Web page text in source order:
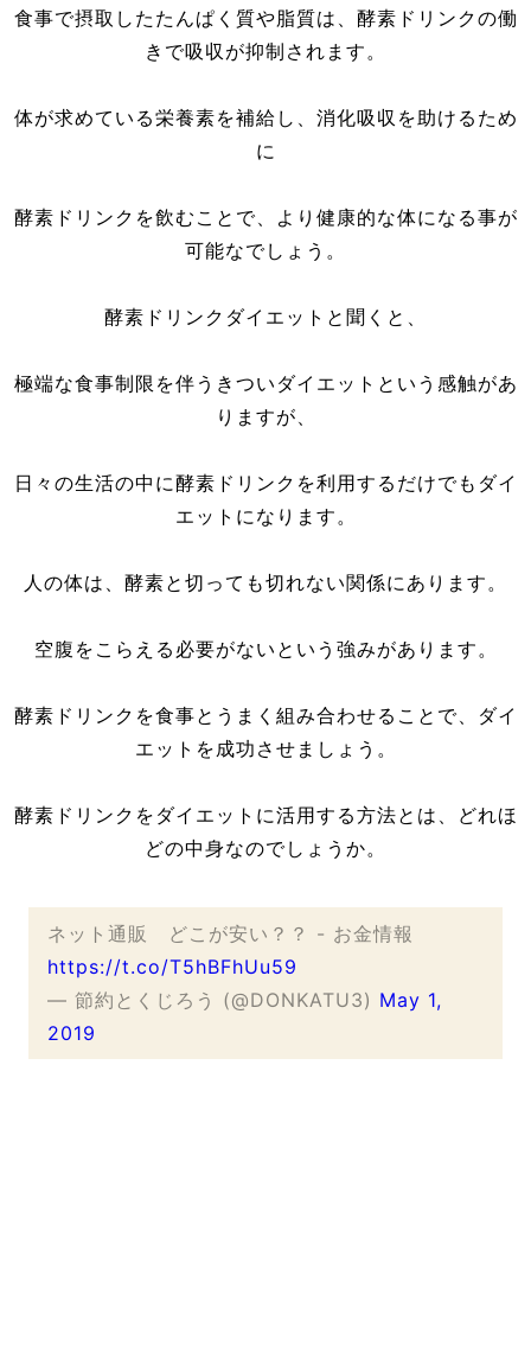
食事で摂取したたんぱく質や脂質は、酵素ドリンクの働
きで吸収が抑制されます。
体が求めている栄養素を補給し、消化吸収を助けるため
に
酵素ドリンクを飲むことで、より健康的な体になる事が
可能なでしょう。
酵素ドリンクダイエットと聞くと、
極端な食事制限を伴うきついダイエットという感触があ
りますが、
日々の生活の中に酵素ドリンクを利用するだけでもダイ
エットになります。
人の体は、酵素と切っても切れない関係にあります。
空腹をこらえる必要がないという強みがあります。
酵素ドリンクを食事とうまく組み合わせることで、ダイ
エットを成功させましょう。
酵素ドリンクをダイエットに活用する方法とは、どれほ
どの中身なのでしょうか。
ネット通販 どこが安い？？ - お金情報
https://t.co/T5hBFhUu59
— 節約とくじろう (@DONKATU3) May 1,
2019